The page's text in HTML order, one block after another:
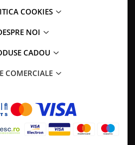
COOKIES
NOI
CADOU
COMERCIALE